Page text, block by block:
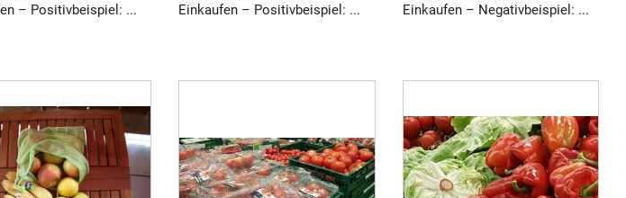
– Positivbeispiel: ...
Einkaufen – Positivbeispiel: ...
Einkaufen – Negativbeispiel: ...